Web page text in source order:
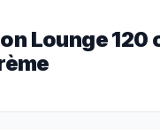
Lounge 120